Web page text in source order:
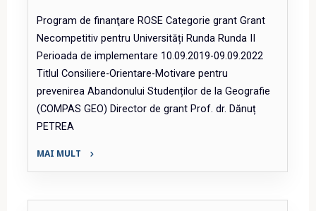
Facultatea
de
Istorie
și
Filosofie
în
vederea
Program de finanţare ROSE Categorie grant Grant
Necompetitiv pentru Universități Runda Runda II
Perioada de implementare 10.09.2019-09.09.2022
Titlul Consiliere-Orientare-Motivare pentru
prevenirea Abandonului Studenților de la Geografie
(COMPAS GEO) Director de grant Prof. dr. Dănuț
PETREA
MAI MULT
"Consiliere-
Motivare